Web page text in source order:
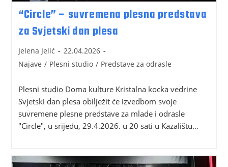
“Circle” – suvremena plesna predstava
za Svjetski dan plesa
Jelena Jelić
22.04.2026
Najave / Plesni studio / Predstave za odrasle
Plesni studio Doma kulture Kristalna kocka vedrine
Svjetski dan plesa obilježit će izvedbom svoje
suvremene plesne predstave za mlade i odrasle
"Circle", u srijedu, 29.4.2026. u 20 sati u Kazalištu…